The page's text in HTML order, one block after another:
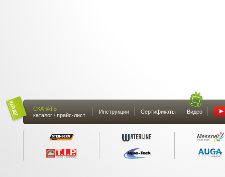
СКАЧАТЬ
каталог / прайс-лист
Инструкции Сертификаты Видео